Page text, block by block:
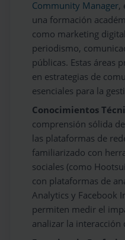
Community Manager,
una formación
como marketing
periodismo,
públicas. Estas áreas
en estrategias de
esenciales para la
Conocimientos
comprensión sólida
las plataformas de
familiarizado con
sociales (como
con plataformas de
Analytics y Facebook
permiten medir el
analizar la interacción